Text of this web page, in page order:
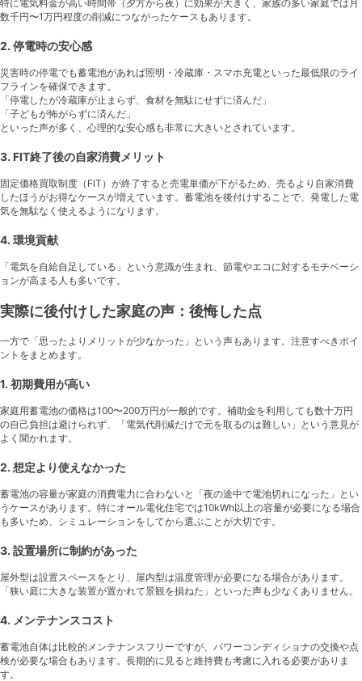
特に電気料金が高い時間帯（夕方から夜）に効果が大きく、家族の多い家庭では月
数千円〜1万円程度の削減につながったケースもあります。
2. 停電時の安心感
災害時の停電でも蓄電池があれば照明・冷蔵庫・スマホ充電といった最低限のライ
フラインを確保できます。
「停電したが冷蔵庫が止まらず、食材を無駄にせずに済んだ」
「子どもが怖がらずに済んだ」
といった声が多く、心理的な安心感も非常に大きいとされています。
3. FIT終了後の自家消費メリット
固定価格買取制度（FIT）が終了すると売電単価が下がるため、売るより自家消費
したほうがお得なケースが増えています。蓄電池を後付けすることで、発電した電
気を無駄なく使えるようになります。
4. 環境貢献
「電気を自給自足している」という意識が生まれ、節電やエコに対するモチベーシ
ョンが高まる人も多いです。
実際に後付けした家庭の声：後悔した点
一方で「思ったよりメリットが少なかった」という声もあります。注意すべきポイ
ントをまとめます。
1. 初期費用が高い
家庭用蓄電池の価格は100〜200万円が一般的です。補助金を利用しても数十万円
の自己負担は避けられず、「電気代削減だけで元を取るのは難しい」という意見が
よく聞かれます。
2. 想定より使えなかった
蓄電池の容量が家庭の消費電力に合わないと「夜の途中で電池切れになった」とい
うケースがあります。特にオール電化住宅では10kWh以上の容量が必要になる場合
も多いため、シミュレーションをしてから選ぶことが大切です。
3. 設置場所に制約があった
屋外型は設置スペースをとり、屋内型は温度管理が必要になる場合があります。
「狭い庭に大きな装置が置かれて景観を損ねた」といった声も少なくありません。
4. メンテナンスコスト
蓄電池自体は比較的メンテナンスフリーですが、パワーコンディショナの交換や点
検が必要な場合もあります。長期的に見ると維持費も考慮に入れる必要がありま
す。